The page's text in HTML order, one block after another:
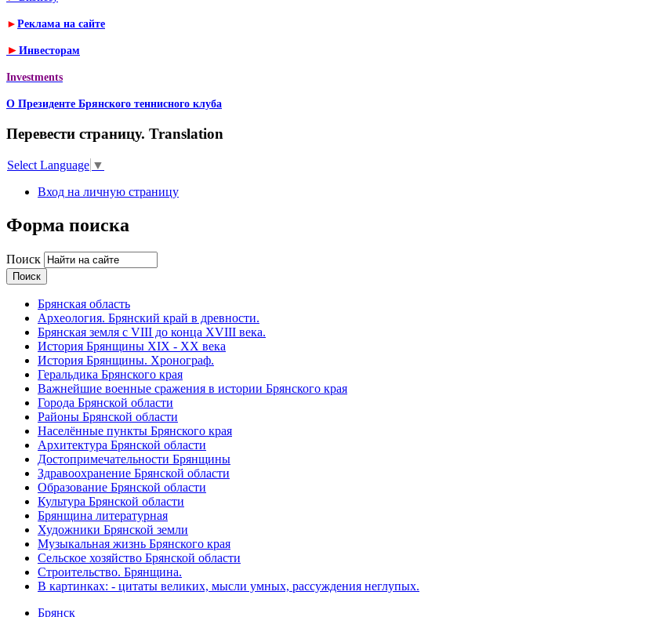
► Реклама на сайте
► Инвесторам
Investments
О Президенте Брянского теннисного клуба
Перевести страницу. Translation
Select Language ▼
Вход на личную страницу
Форма поиска
Поиск
Брянская область
Археология. Брянский край в древности.
Брянская земля с VIII до конца XVIII века.
История Брянщины XIX - XX века
История Брянщины. Хронограф.
Геральдика Брянского края
Важнейшие военные сражения в истории Брянского края
Города Брянской области
Районы Брянской области
Населённые пункты Брянского края
Архитектура Брянской области
Достопримечательности Брянщины
Здравоохранение Брянской области
Образование Брянской области
Культура Брянской области
Брянщина литературная
Художники Брянской земли
Музыкальная жизнь Брянского края
Сельское хозяйство Брянской области
Строительство. Брянщина.
В картинках: - цитаты великих, мысли умных, рассуждения неглупых.
Брянск